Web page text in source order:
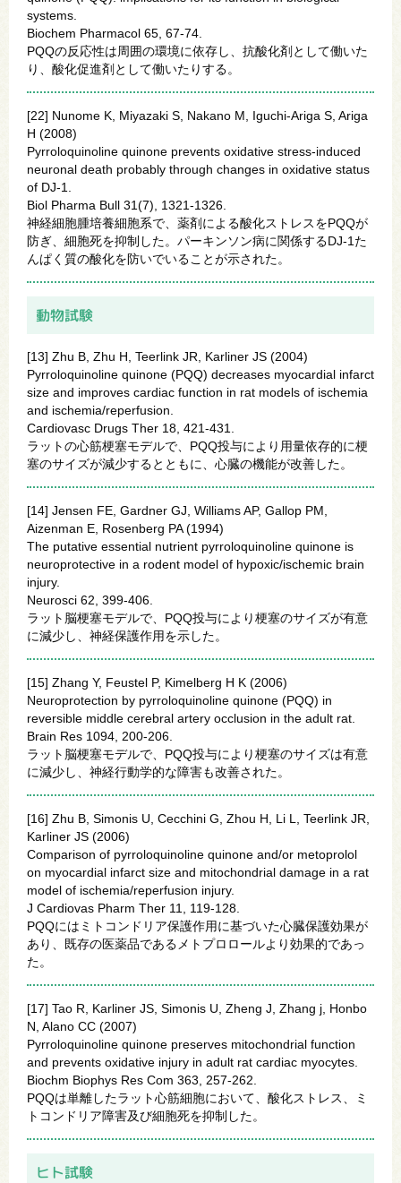
systems.
Biochem Pharmacol 65, 67-74.
PQQの反応性は周囲の環境に依存し、抗酸化剤として働いた
り、酸化促進剤として働いたりする。
[22] Nunome K, Miyazaki S, Nakano M, Iguchi-Ariga S, Ariga
H (2008)
Pyrroloquinoline quinone prevents oxidative stress-induced
neuronal death probably through changes in oxidative status
of DJ-1.
Biol Pharma Bull 31(7), 1321-1326.
神経細胞腫培養細胞系で、薬剤による酸化ストレスをPQQが
防ぎ、細胞死を抑制した。パーキンソン病に関係するDJ-1た
んぱく質の酸化を防いでいることが示された。
動物試験
[13] Zhu B, Zhu H, Teerlink JR, Karliner JS (2004)
Pyrroloquinoline quinone (PQQ) decreases myocardial infarct
size and improves cardiac function in rat models of ischemia
and ischemia/reperfusion.
Cardiovasc Drugs Ther 18, 421-431.
ラットの心筋梗塞モデルで、PQQ投与により用量依存的に梗
塞のサイズが減少するとともに、心臓の機能が改善した。
[14] Jensen FE, Gardner GJ, Williams AP, Gallop PM,
Aizenman E, Rosenberg PA (1994)
The putative essential nutrient pyrroloquinoline quinone is
neuroprotective in a rodent model of hypoxic/ischemic brain
injury.
Neurosci 62, 399-406.
ラット脳梗塞モデルで、PQQ投与により梗塞のサイズが有意
に減少し、神経保護作用を示した。
[15] Zhang Y, Feustel P, Kimelberg H K (2006)
Neuroprotection by pyrroloquinoline quinone (PQQ) in
reversible middle cerebral artery occlusion in the adult rat.
Brain Res 1094, 200-206.
ラット脳梗塞モデルで、PQQ投与により梗塞のサイズは有意
に減少し、神経行動学的な障害も改善された。
[16] Zhu B, Simonis U, Cecchini G, Zhou H, Li L, Teerlink JR,
Karliner JS (2006)
Comparison of pyrroloquinoline quinone and/or metoprolol
on myocardial infarct size and mitochondrial damage in a rat
model of ischemia/reperfusion injury.
J Cardiovas Pharm Ther 11, 119-128.
PQQにはミトコンドリア保護作用に基づいた心臓保護効果が
あり、既存の医薬品であるメトプロロールより効果的であっ
た。
[17] Tao R, Karliner JS, Simonis U, Zheng J, Zhang j, Honbo
N, Alano CC (2007)
Pyrroloquinoline quinone preserves mitochondrial function
and prevents oxidative injury in adult rat cardiac myocytes.
Biochm Biophys Res Com 363, 257-262.
PQQは単離したラット心筋細胞において、酸化ストレス、ミ
トコンドリア障害及び細胞死を抑制した。
ヒト試験